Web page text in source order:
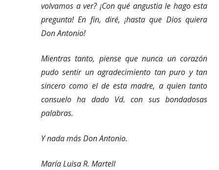
volvamos a ver? ¡Con qué angustia le hago esta
pregunta! En fin, diré, ¡hasta que Dios quiera
Don Antonio!
Mientras tanto, piense que nunca un corazón
pudo sentir un agradecimiento tan puro y tan
sincero como el de esta madre, a quien tanto
consuelo ha dado Vd. con sus bondadosas
palabras.
Y nada más Don Antonio.
María Luisa R. Martell